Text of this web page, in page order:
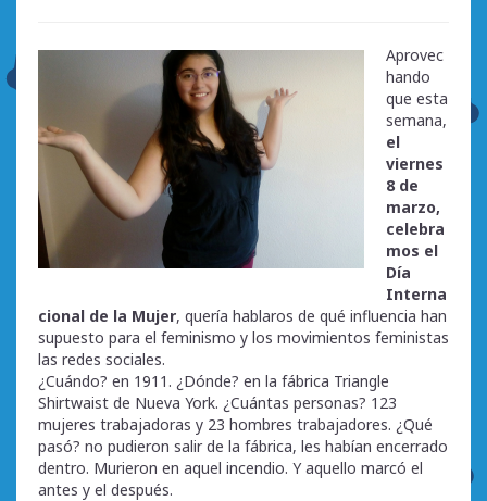
Aprovec
hando
que esta
semana,
el
viernes
8 de
marzo,
celebra
mos el
Día
Interna
cional de la Mujer, quería hablaros de qué influencia han
supuesto para el feminismo y los movimientos feministas
las redes sociales.
¿Cuándo? en 1911. ¿Dónde? en la fábrica Triangle
Shirtwaist de Nueva York. ¿Cuántas personas? 123
mujeres trabajadoras y 23 hombres trabajadores. ¿Qué
pasó? no pudieron salir de la fábrica, les habían encerrado
dentro. Murieron en aquel incendio. Y aquello marcó el
antes y el después.